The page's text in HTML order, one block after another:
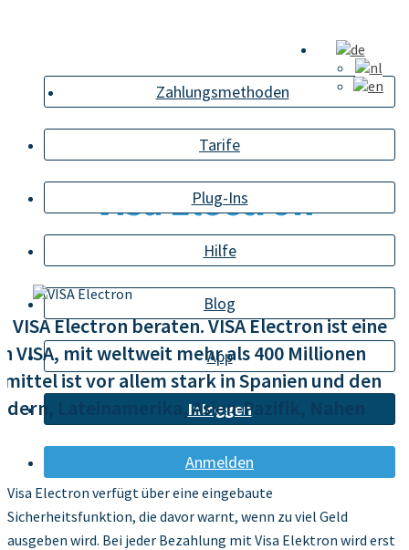
Zahlungsmethoden
Tarife
Plug-Ins
Hilfe
Blog
App
Inloggen
Anmelden
Visa Electron
VISA Electron beraten. VISA Electron ist eine
VISA, mit weltweit mehr als 400 Millionen
ist vor allem stark in Spanien und den
Lateinamerika, Asien-Pazifik, Nahen
Visa Electron verfügt über eine eingebaute
Sicherheitsfunktion, die davor warnt, wenn zu viel Geld
ausgeben wird. Bei jeder Bezahlung mit Visa Elektron wird erst